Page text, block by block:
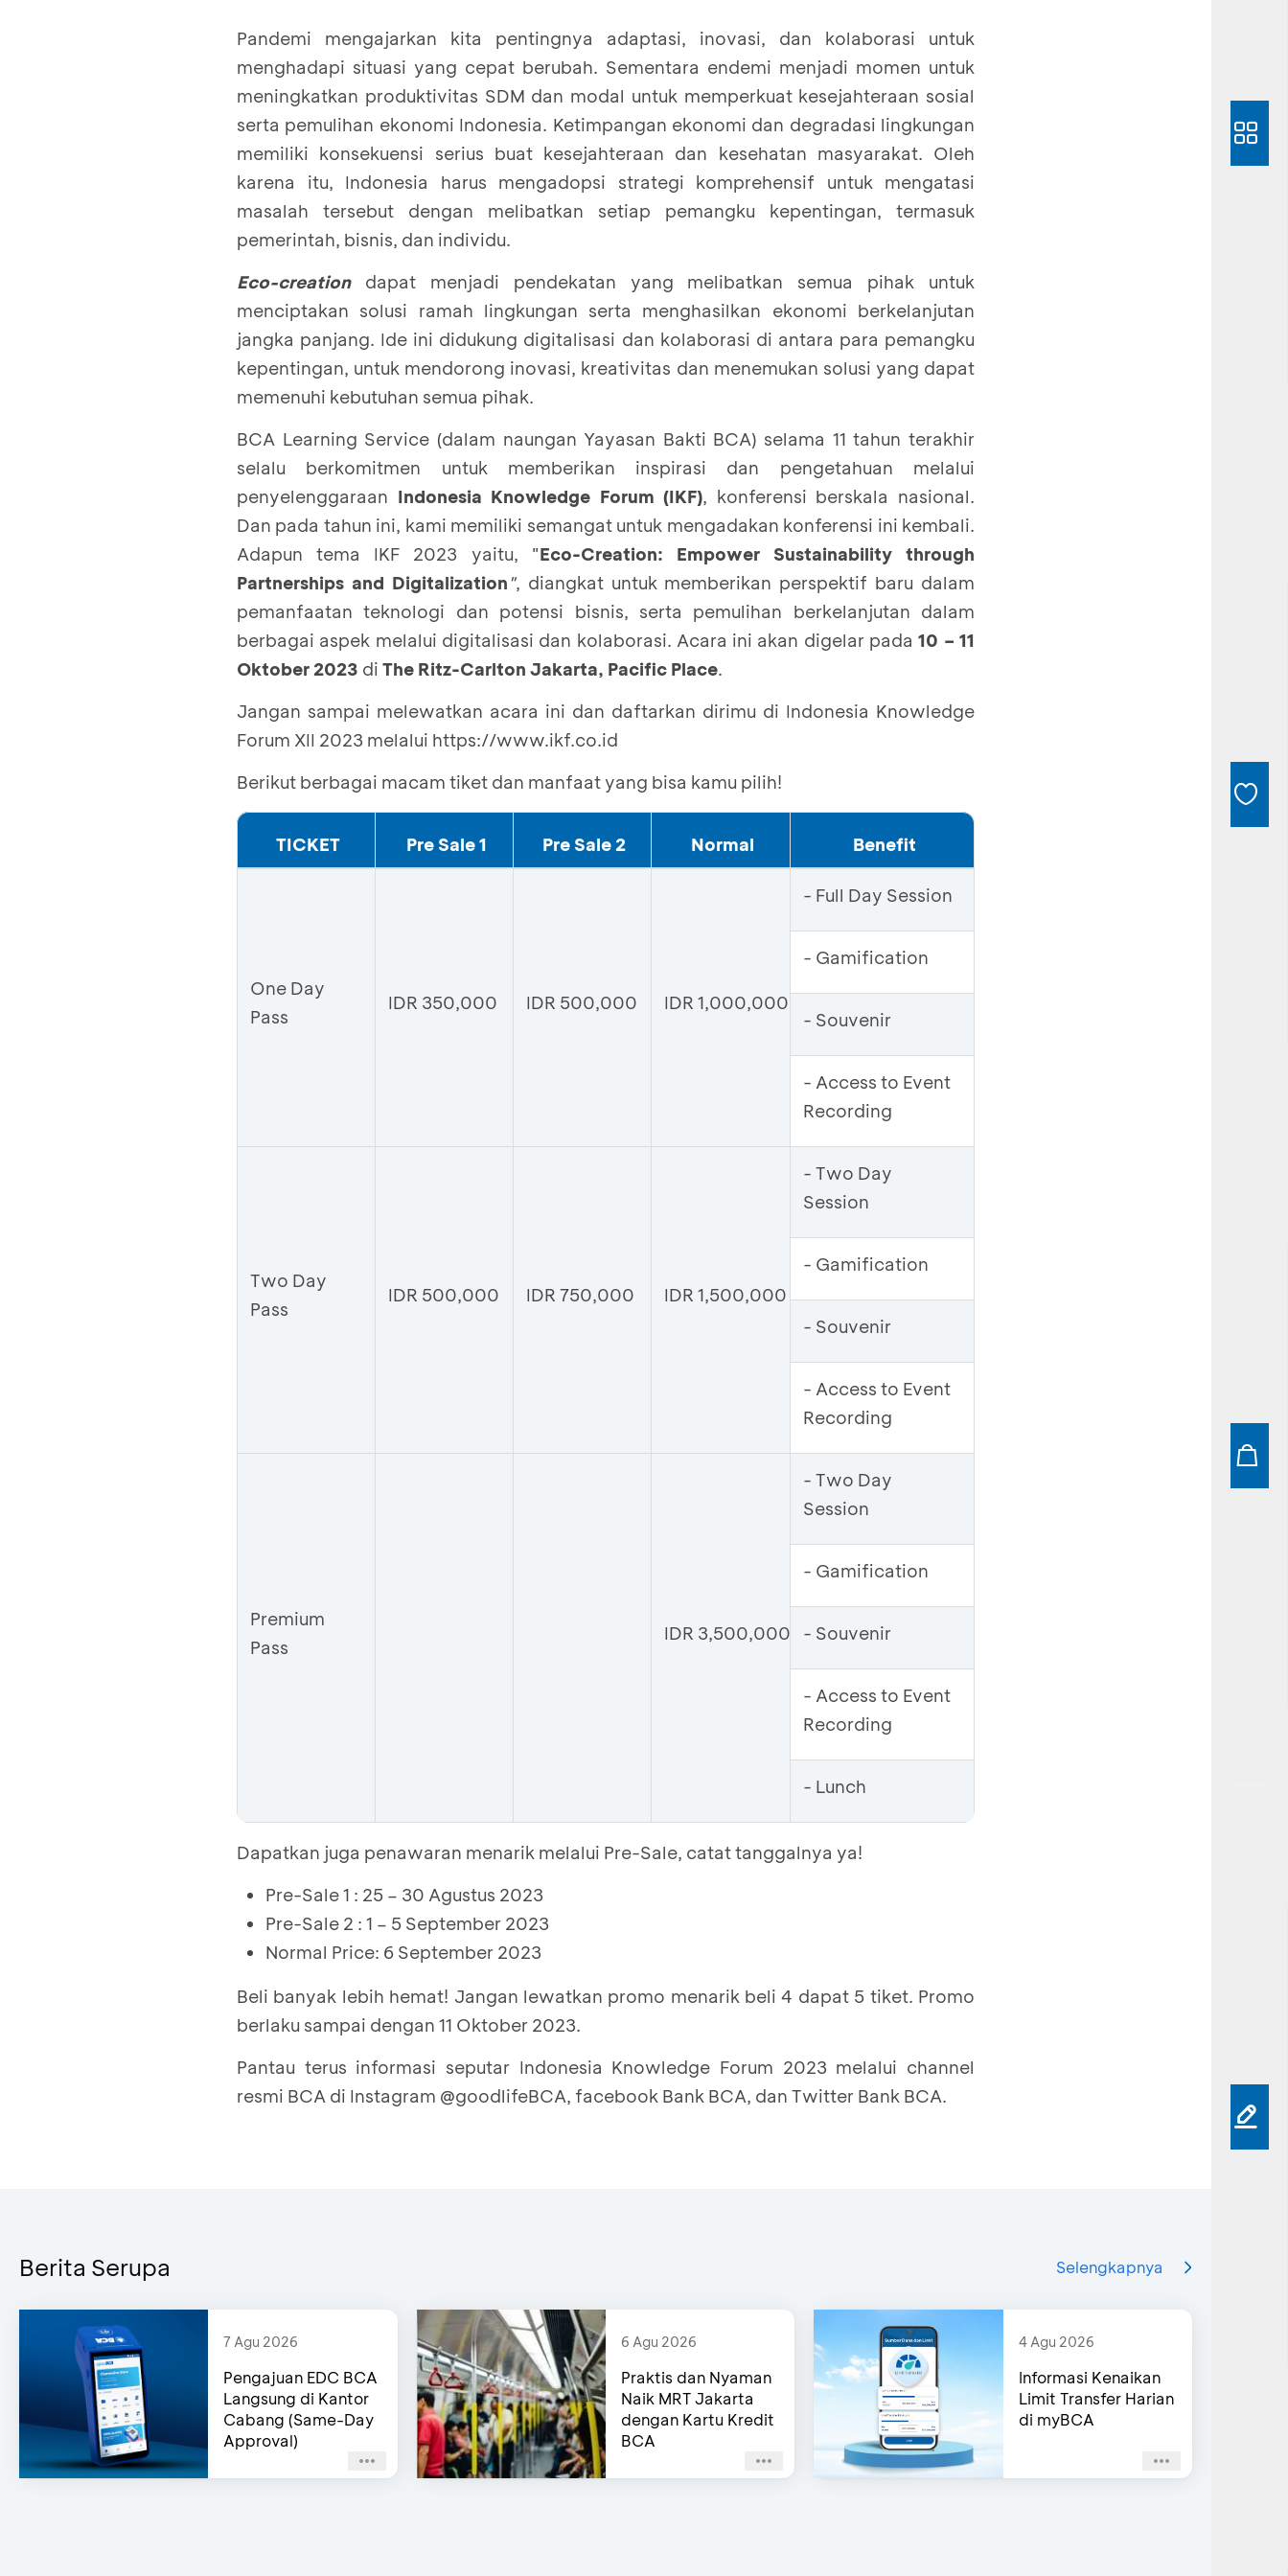
Pandemi mengajarkan kita pentingnya adaptasi, inovasi, dan kolaborasi untuk
menghadapi situasi yang cepat berubah. Sementara endemi menjadi momen untuk
meningkatkan produktivitas SDM dan modal untuk memperkuat kesejahteraan sosial
serta pemulihan ekonomi Indonesia. Ketimpangan ekonomi dan degradasi lingkungan
memiliki konsekuensi serius buat kesejahteraan dan kesehatan masyarakat. Oleh
karena itu, Indonesia harus mengadopsi strategi komprehensif untuk mengatasi
masalah tersebut dengan melibatkan setiap pemangku kepentingan, termasuk
pemerintah, bisnis, dan individu.
Eco-creationdapat menjadi pendekatan yang melibatkan semua pihak untuk
menciptakan solusi ramah lingkungan serta menghasilkan ekonomi berkelanjutan
jangka panjang. Ide ini didukung digitalisasi dan kolaborasi di antara para pemangku
kepentingan, untuk mendorong inovasi, kreativitas dan menemukan solusi yang dapat
memenuhi kebutuhan semua pihak.
BCA Learning Service (dalam naungan Yayasan Bakti BCA) selama 11 tahun terakhir
selalu berkomitmen untuk memberikan inspirasi dan pengetahuan melalui
penyelenggaraan Indonesia Knowledge Forum (IKF), konferensi berskala nasional.
Dan pada tahun ini, kami memiliki semangat untuk mengadakan konferensi ini kembali.
Adapun tema IKF 2023 yaitu, "Eco-Creation: Empower Sustainability through
Partnerships and Digitalization", diangkat untuk memberikan perspektif baru dalam
pemanfaatan teknologi dan potensi bisnis, serta pemulihan berkelanjutan dalam
berbagai aspek melalui digitalisasi dan kolaborasi. Acara ini akan digelar pada10 – 11
Oktober 2023 di The Ritz-Carlton Jakarta, Pacific Place.
Jangan sampai melewatkan acara ini dan daftarkan dirimu di Indonesia Knowledge
Forum XII 2023 melalui https://www.ikf.co.id
Berikut berbagai macam tiket dan manfaat yang bisa kamu pilih!
TICKET Pre Sale 1 Pre Sale 2 Normal Benefit
One Day
Pass
IDR 350,000 IDR 500,000 IDR 1,000,000
- Full Day Session
- Gamification
- Souvenir
- Access to Event
Recording
Two Day
Pass
IDR 500,000 IDR 750,000 IDR 1,500,000
- Two Day
Session
- Gamification
- Souvenir
- Access to Event
Recording
Premium
Pass
IDR 3,500,000
- Two Day
Session
- Gamification
- Souvenir
- Access to Event
Recording
- Lunch
Dapatkan juga penawaran menarik melalui Pre-Sale, catat tanggalnya ya!
Pre-Sale 1 : 25 – 30 Agustus 2023
Pre-Sale 2 : 1 – 5 September 2023
Normal Price: 6 September 2023
Beli banyak lebih hemat! Jangan lewatkan promo menarik beli 4 dapat 5 tiket. Promo
berlaku sampai dengan 11 Oktober 2023.
Pantau terus informasi seputar Indonesia Knowledge Forum 2023 melalui channel
resmi BCA di Instagram @goodlifeBCA, facebook Bank BCA, dan Twitter Bank BCA.
Berita Serupa Selengkapnya
7 Agu 2026
Pengajuan EDC BCA
Langsung di Kantor
Cabang (Same-Day
Approval)
6 Agu 2026
Praktis dan Nyaman
Naik MRT Jakarta
dengan Kartu Kredit
BCA
4 Agu 2026
Informasi Kenaikan
Limit Transfer Harian
di myBCA